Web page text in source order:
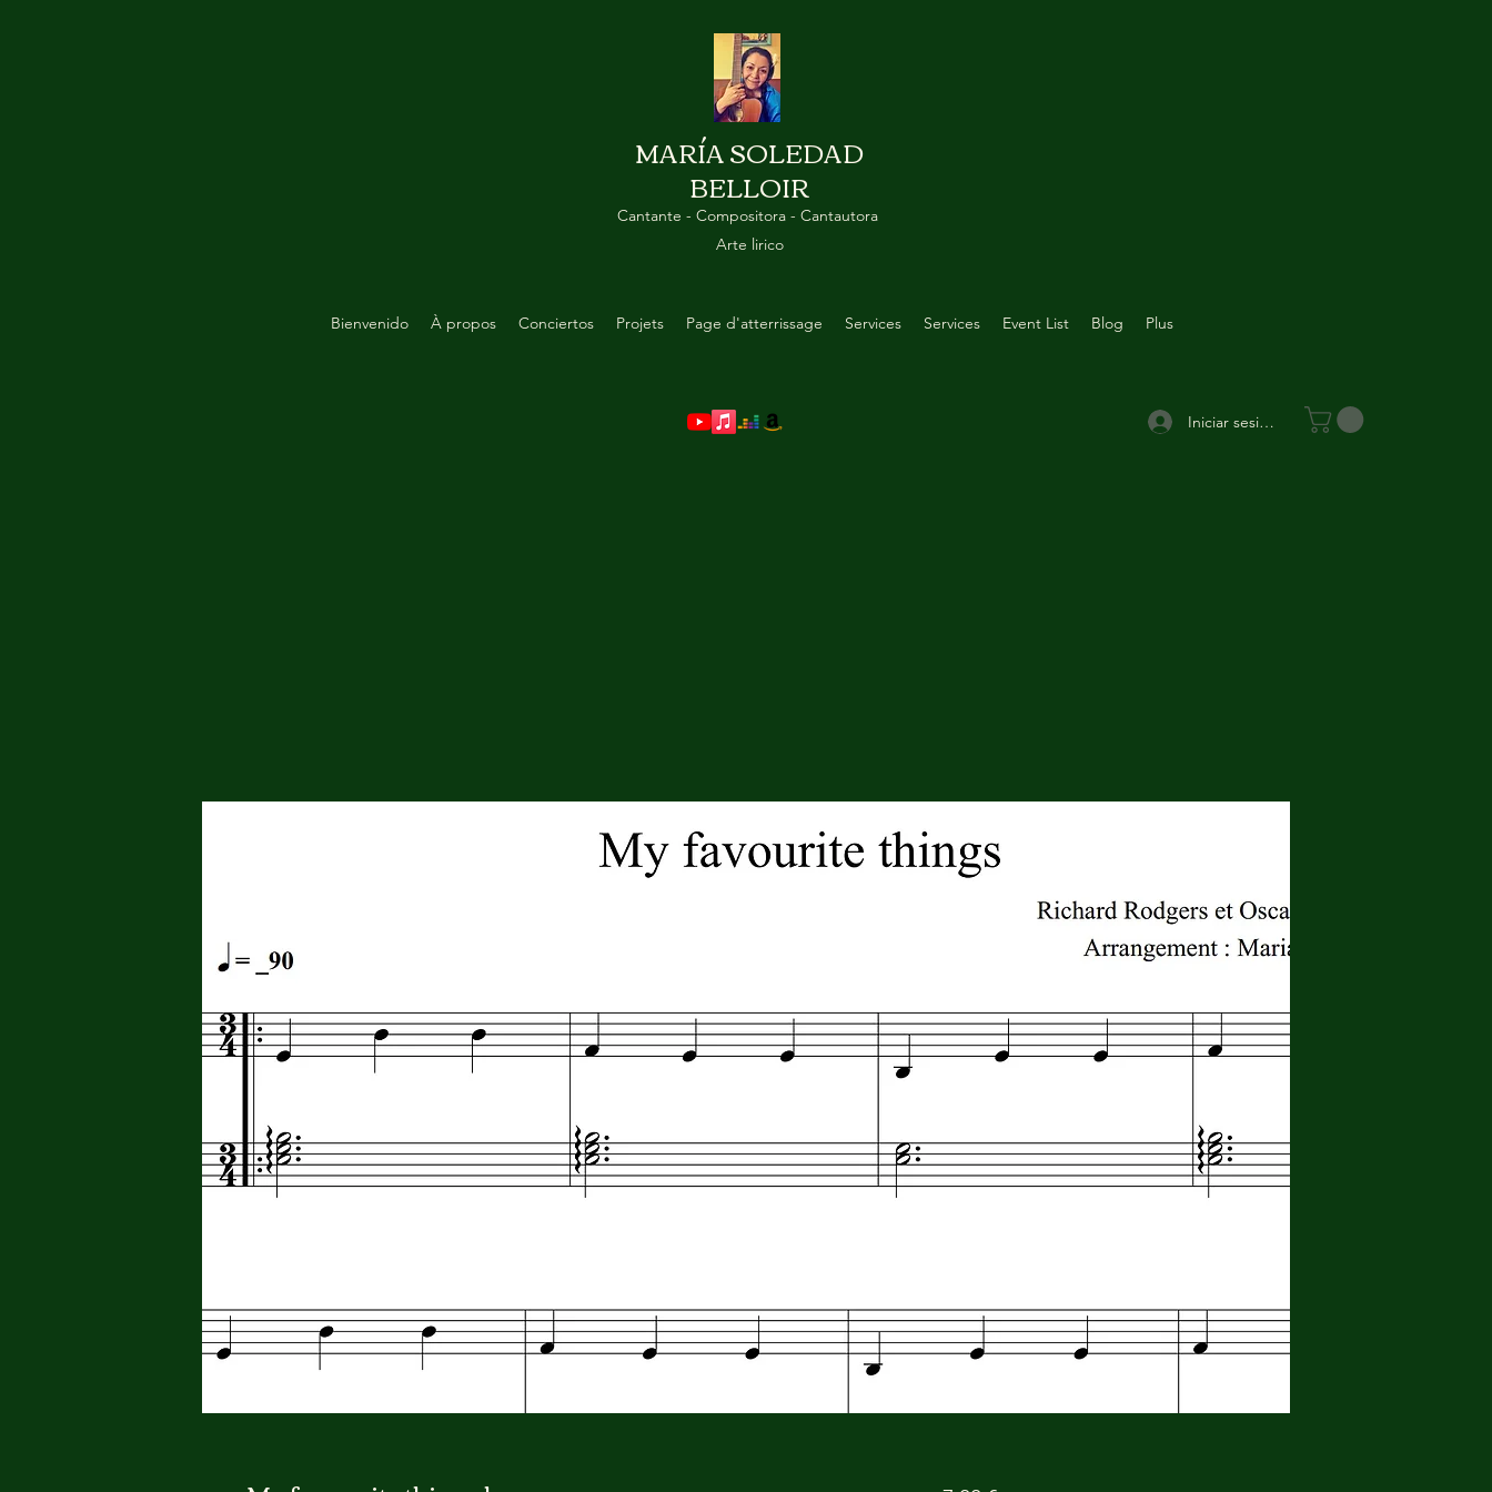
MARÍA SOLEDAD
BELLOIR
Cantante - Compositora - Cantautora
Arte lirico
Bienvenido À propos Conciertos Projets Page d'atterrissage Services Services Event List Blog Plus
Iniciar sesión